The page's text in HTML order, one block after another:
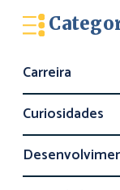
Carreira
Curiosidades